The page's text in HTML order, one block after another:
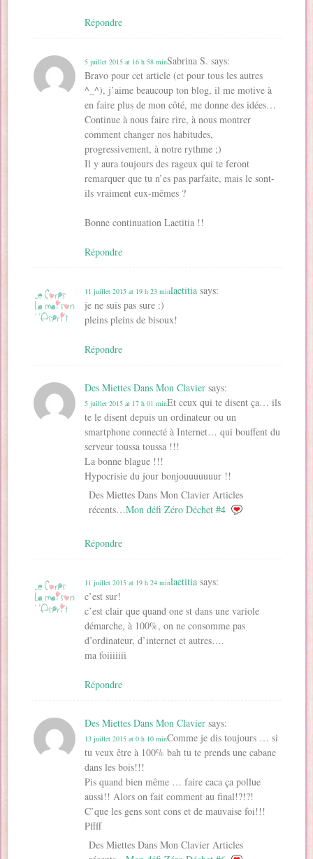
Répondre
Sabrina S. says:
5 juillet 2015 at 16 h 58 min
Bravo pour cet article (et pour tous les autres
^_^), j’aime beaucoup ton blog, il me motive à
en faire plus de mon côté, me donne des idées…
Continue à nous faire rire, à nous montrer
comment changer nos habitudes,
progressivement, à notre rythme ;)
Il y aura toujours des rageux qui te feront
remarquer que tu n’es pas parfaite, mais le sont-
ils vraiment eux-mêmes ?
Bonne continuation Laetitia !!
Répondre
laetitia says:
11 juillet 2015 at 19 h 23 min
je ne suis pas sure :)
pleins pleins de bisoux!
Répondre
Des Miettes Dans Mon Clavier says:
5 juillet 2015 at 17 h 01 minEt ceux qui te disent ça… ils
te le disent depuis un ordinateur ou un
smartphone connecté à Internet… qui bouffent du
serveur toussa toussa !!!
La bonne blague !!!
Hypocrisie du jour bonjouuuuuuur !!
Des Miettes Dans Mon Clavier Articles
récents…Mon défi Zéro Déchet #4
Répondre
laetitia says:
11 juillet 2015 at 19 h 24 min
c’est sur!
c’est clair que quand one st dans une variole
démarche, à 100%, on ne consomme pas
d’ordinateur, d’internet et autres….
ma foiiiiiii
Répondre
Des Miettes Dans Mon Clavier says:
13 juillet 2015 at 0 h 10 minComme je dis toujours … si
tu veux être à 100% bah tu te prends une cabane
dans les bois!!!
Pis quand bien même … faire caca ça pollue
aussi!! Alors on fait comment au final!?!?!
C’que les gens sont cons et de mauvaise foi!!!
Pffff
Des Miettes Dans Mon Clavier Articles